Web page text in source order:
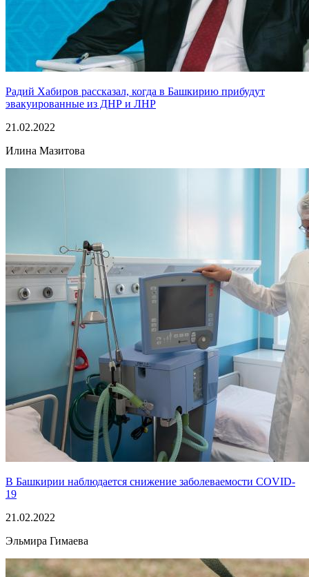
Радий Хабиров рассказал, когда в Башкирию прибудут
эвакуированные из ДНР и ЛНР
21.02.2022
Илина Мазитова
В Башкирии наблюдается снижение заболеваемости COVID-
19
21.02.2022
Эльмира Гимаева